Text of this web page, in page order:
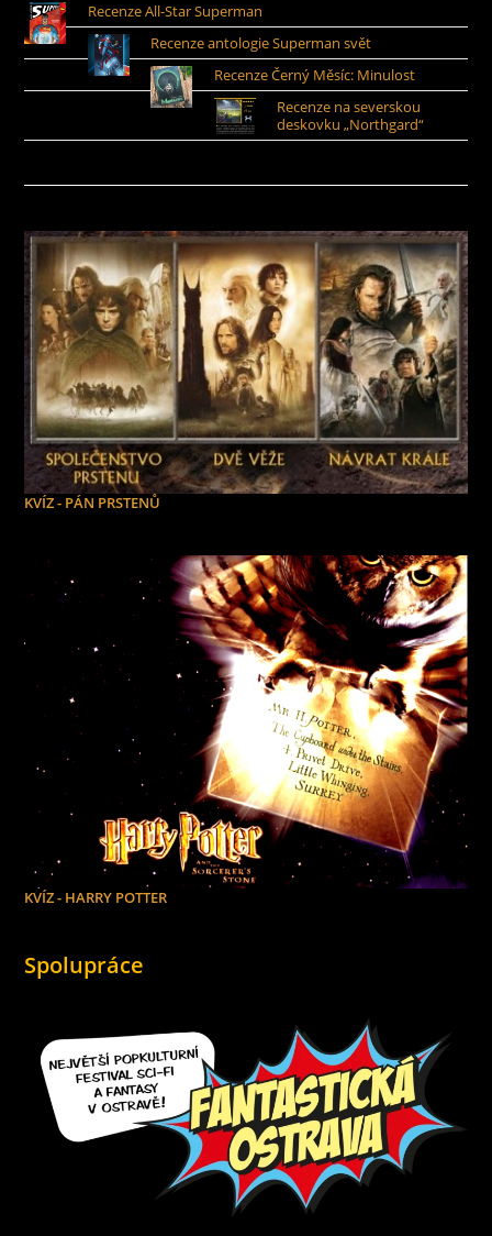
Recenze All-Star Superman
Recenze antologie Superman svět
Recenze Černý Měsíc: Minulost
Recenze na severskou
deskovku „Northgard“
KVÍZ - PÁN PRSTENŮ
KVÍZ - HARRY POTTER
Spolupráce